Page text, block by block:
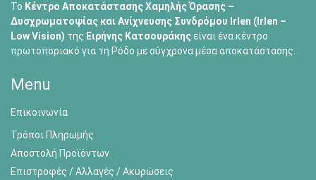
Το Κέντρο Αποκατάστασης Χαμηλής Όρασης –
Δυσχρωματοψίας και Ανίχνευσης Συνδρόμου Irlen (Irlen –
Low Vision) της Ειρήνης Κατσουράκηςείναι ένα κέντρο
πρωτοποριακό για τη Ρόδο με σύγχρονα μέσα αποκατάστασης.
Menu
Επικοινωνία
Τρόποι Πληρωμής
Αποστολή Προϊόντων
Επιστροφές / Αλλαγές / Ακυρώσεις